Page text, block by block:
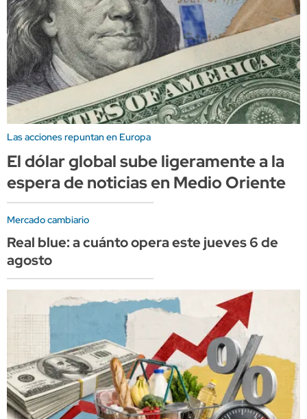
Las acciones repuntan en Europa
El dólar global sube ligeramente a la
espera de noticias en Medio Oriente
Mercado cambiario
Real blue: a cuánto opera este jueves 6 de
agosto